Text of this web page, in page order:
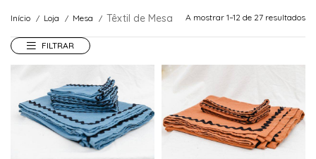
Início Loja Mesa Têxtil de Mesa A mostrar 1–12 de 27 resultados
FILTRAR